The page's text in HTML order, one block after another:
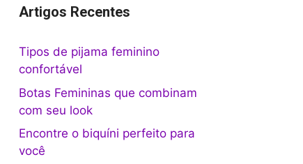
Artigos Recentes
Tipos de pijama feminino
confortável
Botas Femininas que combinam
com seu look
Encontre o biquíni perfeito para
você